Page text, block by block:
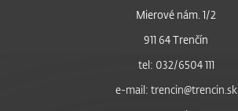
Mierové nám. 1/2
911 64 Trenčín
tel: 032/6504 111
e-mail: trencin@trencin.sk